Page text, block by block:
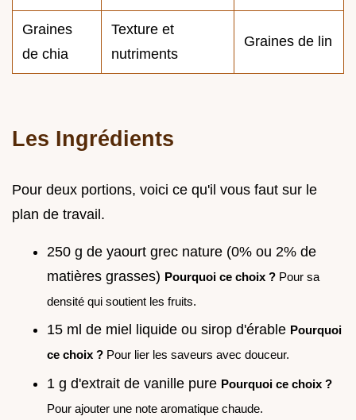
Graines
de chia
Texture et
nutriments
Graines de lin
Les Ingrédients
Pour deux portions, voici ce qu'il vous faut sur le
plan de travail.
250 g de yaourt grec nature (0% ou 2% de
matières grasses) Pourquoi ce choix ? Pour sa
densité qui soutient les fruits.
15 ml de miel liquide ou sirop d'érable Pourquoi
ce choix ? Pour lier les saveurs avec douceur.
1 g d'extrait de vanille pure Pourquoi ce choix ?
Pour ajouter une note aromatique chaude.